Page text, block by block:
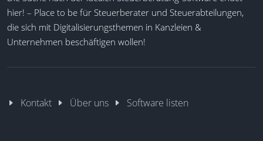
hier! – Place to be für Steuerberater und Steuerabteilungen,
die sich mit Digitalisierungsthemen in Kanzleien &
Unternehmen beschäftigen wollen!
Kontakt Über uns Software listen